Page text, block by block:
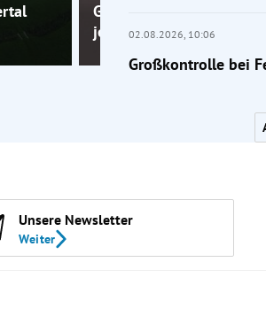
Geophysiker: „Das wird
je hatten“
02.08.2026, 10:06
Großkontrolle bei
Unsere Newsletter
Weiter